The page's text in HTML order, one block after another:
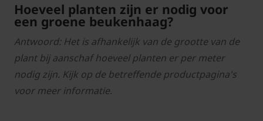
Hoeveel planten zijn er nodig voor
een groene beukenhaag?
Antwoord: Het is afhankelijk van de grootte van de
plant bij aanschaf hoeveel planten er per meter
nodig zijn. Kijk op de betreffende productpagina's
voor meer informatie.